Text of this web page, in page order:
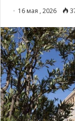
16 мая , 2026